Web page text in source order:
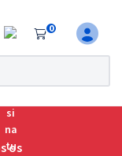
0
os